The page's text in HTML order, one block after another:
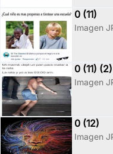
0 (11)
Imagen
0 (11) (2)
Imagen
0 (12)
Imagen